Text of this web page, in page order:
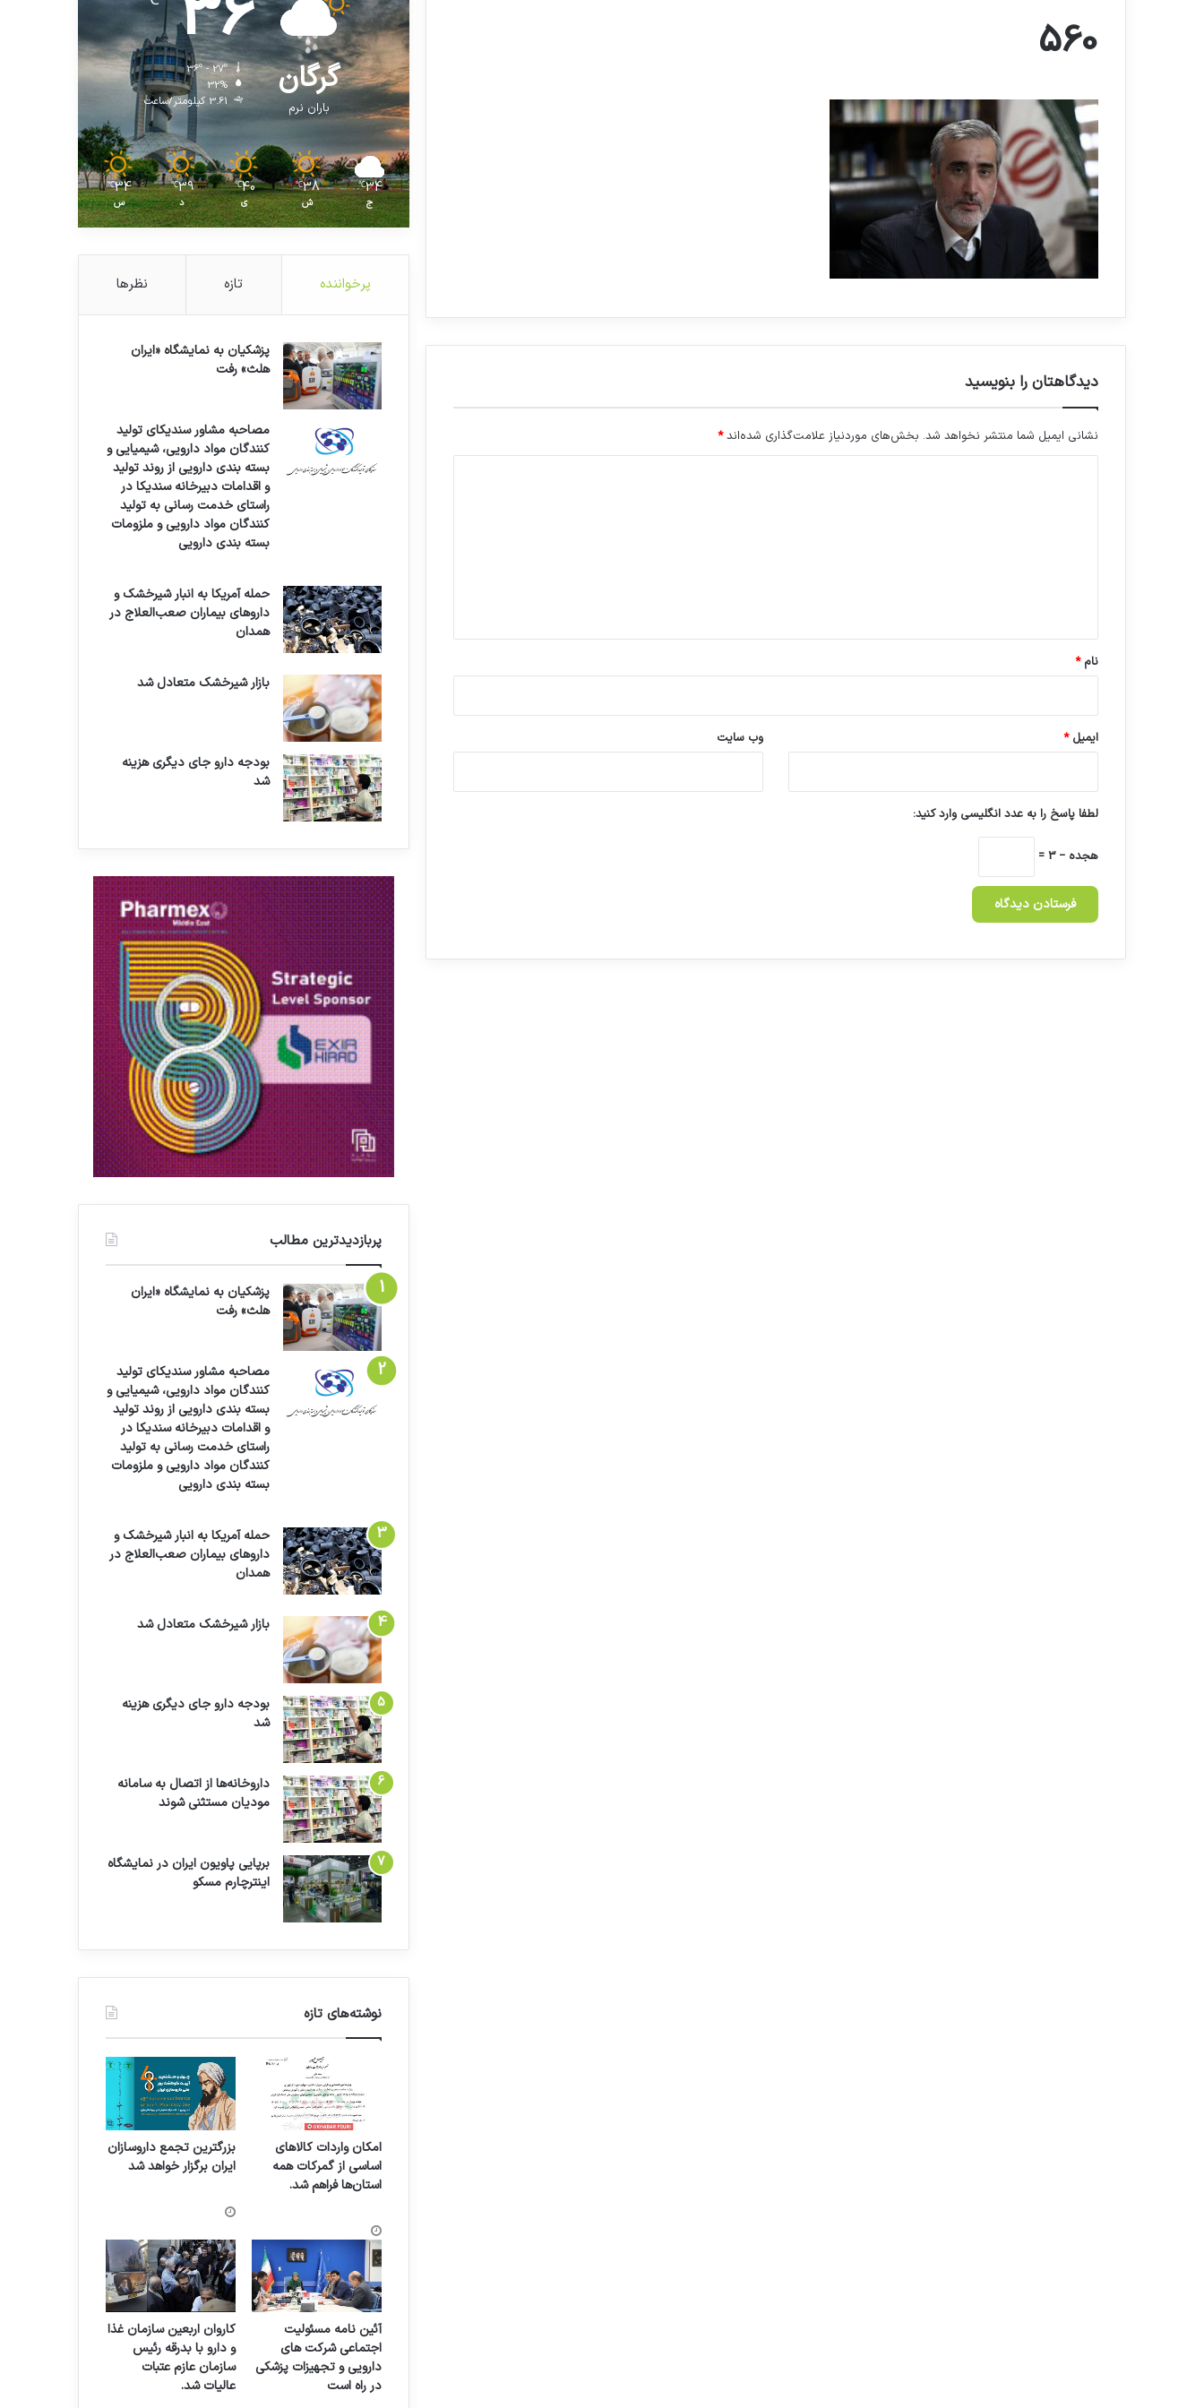
560
دیدگاهتان را بنویسید
نشانی ایمیل شما منتشر نخواهد شد. بخش‌های موردنیاز علامت‌گذاری شده‌اند*
نام*
ایمیل* وب‌ سایت
لطفا پاسخ را به عدد انگلیسی وارد کنید:
هجده − 3 =
گرگان
باران نرم
36º - 27º
32%
3.61 کیلومتر/ساعت
34
℃
ج
38
℃
ش
40
℃
ی
39
℃
د
34
℃
س
پرخواننده تازه نظرها
پزشکیان به نمایشگاه «ایران
هلث» رفت
مصاحبه مشاور سندیکای تولید
کنندگان مواد دارویی، شیمیایی و
بسته بندی دارویی از روند تولید
و اقدامات دبیرخانه سندیکا در
راستای خدمت رسانی به تولید
کنندگان مواد دارویی و ملزومات
بسته بندی دارویی
حمله آمریکا به انبار شیرخشک و
داروهای بیماران صعب‌العلاج در
همدان
بازار شیرخشک متعادل شد
بودجه دارو جای دیگری هزینه
شد
پربازدیدترین مطالب
پزشکیان به نمایشگاه «ایران
هلث» رفت
مصاحبه مشاور سندیکای تولید
کنندگان مواد دارویی، شیمیایی و
بسته بندی دارویی از روند تولید
و اقدامات دبیرخانه سندیکا در
راستای خدمت رسانی به تولید
کنندگان مواد دارویی و ملزومات
بسته بندی دارویی
حمله آمریکا به انبار شیرخشک و
داروهای بیماران صعب‌العلاج در
همدان
بازار شیرخشک متعادل شد
بودجه دارو جای دیگری هزینه
شد
داروخانه‌ها از اتصال به سامانه
مودیان مستثنی شوند
برپایی پاویون ایران در نمایشگاه
اینترچارم مسکو
نوشته‌های تازه
امکان واردات کالاهای
اساسی از گمرکات همه
استان‌ها فراهم شد.
بزرگترین تجمع داروسازان
ایران برگزار خواهد شد
آئین نامه مسئولیت
اجتماعی شرکت های
دارویی و تجهیزات پزشکی
در راه است
کاروان اربعین سازمان غذا
و دارو با بدرقه رئیس
سازمان عازم عتبات
عالیات شد.